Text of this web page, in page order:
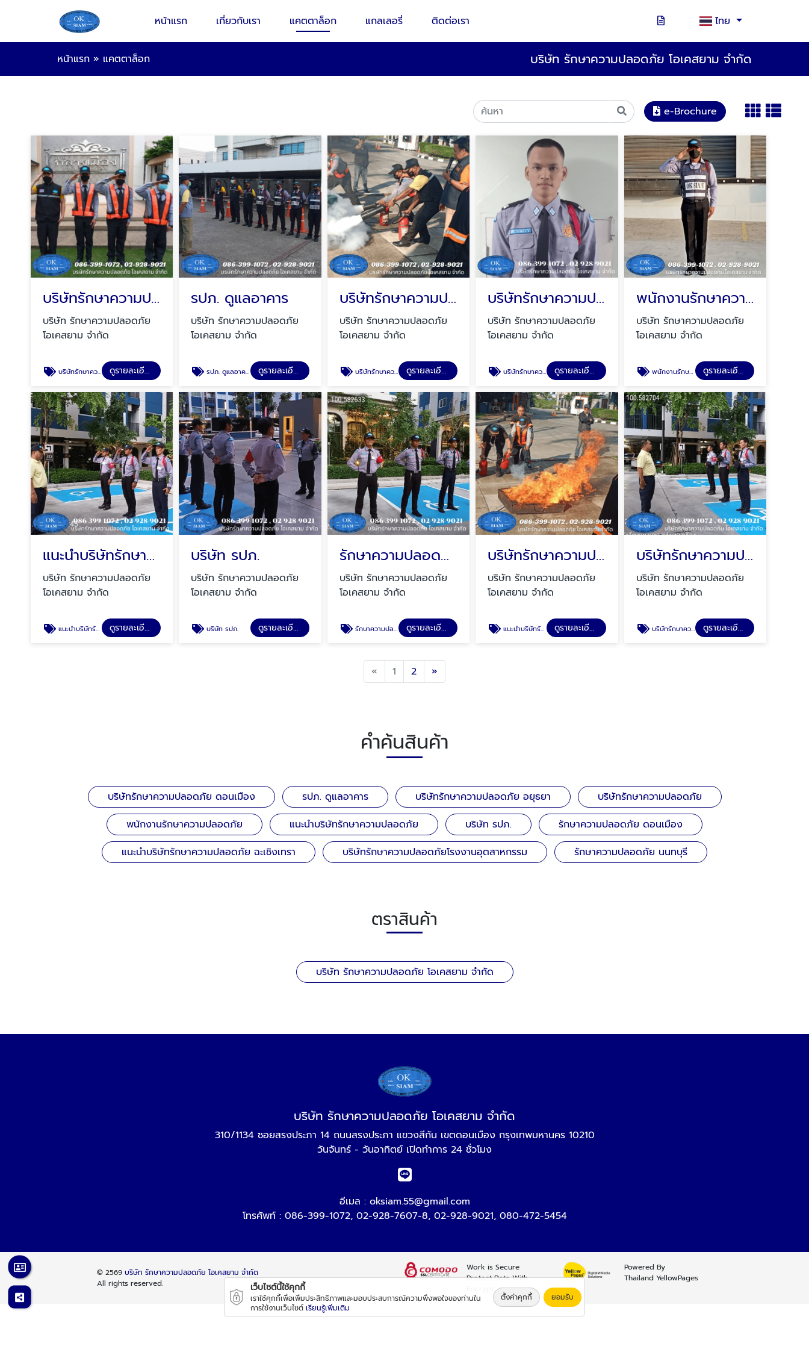
หน้าแรก เกี่ยวกับเรา แคตตาล็อก แกลเลอรี่ ติดต่อเรา ไทย
หน้าแรก » แคตตาล็อก บริษัท รักษาความปลอดภัย โอเคสยาม จำกัด
e-Brochure
บริษัทรักษาความปลอดภัย ดอนเมือง
บริษัท รักษาความปลอดภัย
โอเคสยาม จำกัด
บริษัทรักษาความปลอดภัย ดอนเมือง ดูรายละเอียด
รปภ. ดูแลอาคาร
บริษัท รักษาความปลอดภัย
โอเคสยาม จำกัด
รปภ. ดูแลอาคาร ดูรายละเอียด
บริษัทรักษาความปลอดภัย อยุธยา
บริษัท รักษาความปลอดภัย
โอเคสยาม จำกัด
บริษัทรักษาความปลอดภัย อยุธยา ดูรายละเอียด
บริษัทรักษาความปลอดภัย
บริษัท รักษาความปลอดภัย
โอเคสยาม จำกัด
บริษัทรักษาความปลอดภัย ดูรายละเอียด
พนักงานรักษาความปลอดภัย
บริษัท รักษาความปลอดภัย
โอเคสยาม จำกัด
พนักงานรักษาความปลอดภัย ดูรายละเอียด
แนะนำบริษัทรักษาความปลอดภัย ปทุมธานี
บริษัท รักษาความปลอดภัย
โอเคสยาม จำกัด
แนะนำบริษัทรักษาความปลอดภัย ดูรายละเอียด
บริษัท รปภ.
บริษัท รักษาความปลอดภัย
โอเคสยาม จำกัด
บริษัท รปภ. ดูรายละเอียด
รักษาความปลอดภัย ดอนเมือง
บริษัท รักษาความปลอดภัย
โอเคสยาม จำกัด
รักษาความปลอดภัย ดอนเมือง ดูรายละเอียด
บริษัทรักษาความปลอดภัย ฉะเชิงเทรา
บริษัท รักษาความปลอดภัย
โอเคสยาม จำกัด
แนะนำบริษัทรักษาความปลอดภัย ฉะเชิงเทรา ดูรายละเอียด
บริษัทรักษาความปลอดภัยโรงงานอุตสาหกรรม ปทุมธานี
บริษัท รักษาความปลอดภัย
โอเคสยาม จำกัด
บริษัทรักษาความปลอดภัยโรงงานอุตสาหกรรม ดูรายละเอียด
« Previous
1 2 »
คำค้นสินค้า
บริษัทรักษาความปลอดภัย ดอนเมือง รปภ. ดูแลอาคาร บริษัทรักษาความปลอดภัย อยุธยา
บริษัทรักษาความปลอดภัย
พนักงานรักษาความปลอดภัย
แนะนำบริษัทรักษาความปลอดภัย บริษัท รปภ.
รักษาความปลอดภัย ดอนเมือง
แนะนำบริษัทรักษาความปลอดภัย ฉะเชิงเทรา
บริษัทรักษาความปลอดภัยโรงงานอุตสาหกรรม รักษาความปลอดภัย นนทบุรี
ตราสินค้า
บริษัท รักษาความปลอดภัย โอเคสยาม จำกัด
บริษัท รักษาความปลอดภัย โอเคสยาม จำกัด
310/1134 ซอยสรงประภา 14 ถนนสรงประภา แขวงสีกัน เขตดอนเมือง กรุงเทพมหานคร 10210
วันจันทร์ - วันอาทิตย์ เปิดทำการ 24 ชั่วโมง
อีเมล : oksiam.55@gmail.com
โทรศัพท์ : 086-399-1072, 02-928-7607-8, 02-928-9021, 080-472-5454
© 2569บริษัท รักษาความปลอดภัย โอเคสยาม จำกัด
All rights reserved.
Work is Secure
Protect Data With
Powered By
Thailand YellowPages
เว็บไซต์นี้ใช้คุกกี้
เราใช้คุกกี้เพื่อเพิ่มประสิทธิภาพและมอบประสบการณ์ความพึงพอใจของท่านใน
การใช้งานเว็บไซต์ เรียนรู้เพิ่มเติม
ตั้งค่าคุกกี้ ยอมรับ